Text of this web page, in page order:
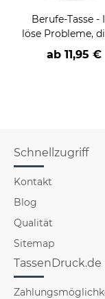
Berufe-Tasse -
löse Probleme,
nicht verstehst
verschiedene
ab 11,95 €
Schnellzugriff
Kontakt
Blog
Qualität
Sitemap
TassenDruck.de